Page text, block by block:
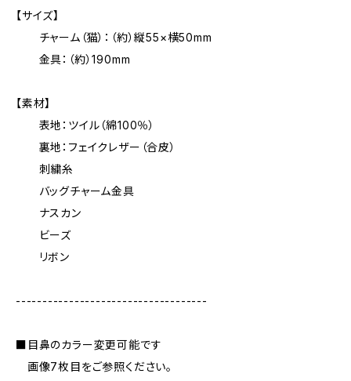
【サイズ】
チャーム（猫）：（約）縦55×横50mm
金具：（約）190mm
【素材】
表地：ツイル（綿100％）
裏地：フェイクレザー（合皮）
刺繍糸
バッグチャーム金具
ナスカン
ビーズ
リボン
------------------------------------
■目鼻のカラー変更可能です
画像7枚目をご参照ください。